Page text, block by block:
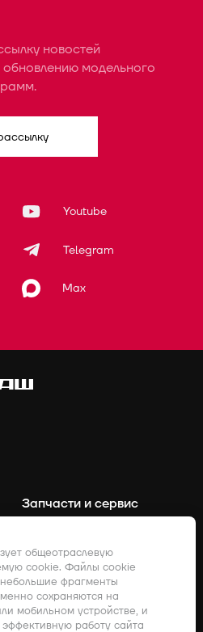
новостей
модельного
Youtube
Telegram
Max
Запчасти и сервис
Клиенты о нас
Акции
общеотраслевую
cookie. Файлы cookie
фрагменты
сохраняются на
мобильном устройстве, и
работу сайта